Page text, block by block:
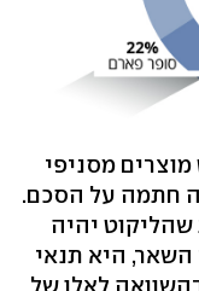
מסניפי
חתמה על הסכם.
יהיה
השאר, היא תנאי
בהשוואה לאלו של